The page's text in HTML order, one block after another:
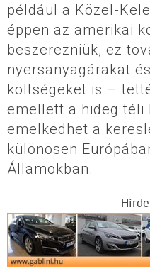
például a Közel-
éppen az amerikai
beszerezniük, ez
nyersanyagárakat
költségeket is –
emellett a hideg téli
emelkedhet a
különösen
Államokban.